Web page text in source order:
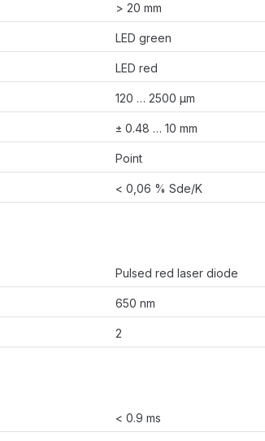
> 20 mm
LED green
LED red
120 … 2500 µm
± 0.48 … 10 mm
Point
< 0,06 % Sde/K
Pulsed red laser diode
650 nm
2
< 0.9 ms